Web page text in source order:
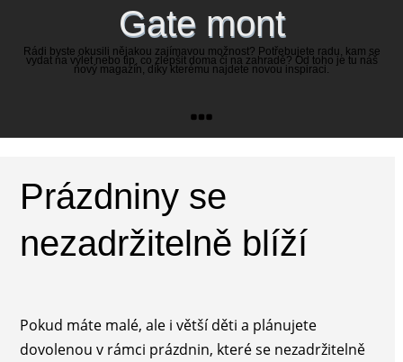
Gate mont
Rádi byste okusili nějakou zajímavou možnost? Potřebujete radu, kam se
vydat na výlet nebo tip, co zlepšit doma či na zahradě? Od toho je tu náš
nový magazín, díky kterému najdete novou inspiraci.
Prázdniny se
nezadržitelně blíží
Pokud máte malé, ale i větší děti a plánujete
dovolenou v rámci prázdnin, které se nezadržitelně